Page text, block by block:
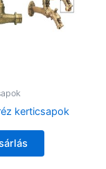
kerticsapok